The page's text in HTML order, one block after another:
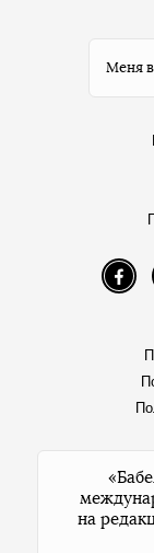
Меня
на